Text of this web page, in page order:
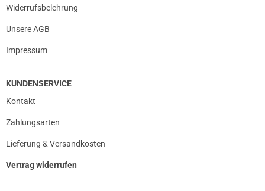
Widerrufsbelehrung
Unsere AGB
Impressum
KUNDENSERVICE
Kontakt
Zahlungsarten
Lieferung & Versandkosten
Vertrag widerrufen